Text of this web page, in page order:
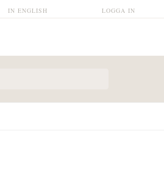
LOGGA IN
IN ENGLISH